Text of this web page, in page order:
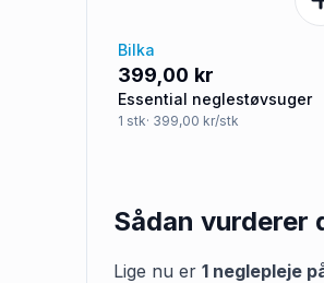
Bilka
399,00 kr
Essential neglestøvsuger
1 stk· 399,00 kr/stk
Sådan vurderer
Lige nu er 1 neglepleje